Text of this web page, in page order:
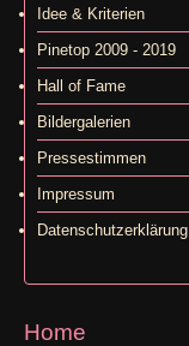
Idee & Kriterien
Pinetop 2009 - 2019
Hall of Fame
Bildergalerien
Pressestimmen
Impressum
Datenschutzerklärung
Home